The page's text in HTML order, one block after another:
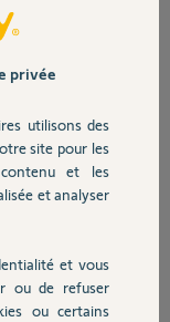
télécommandes
branché sur ma
cordialement,
privée
utilisons des
site pour les
et les
et analyser
et vous
ou de refuser
ou certains